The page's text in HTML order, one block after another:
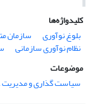
کلیدواژه‌ها
بلوغ نوآوری
سازمان
نظام نوآوری سازمانی
موضوعات
سیاست گذاری و مدیریت